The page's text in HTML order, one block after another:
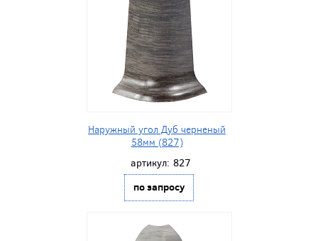
Наружный угол Дуб черненый
58мм (827)
артикул: 827
по запросу